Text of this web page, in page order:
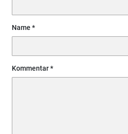
Name
Kommentar